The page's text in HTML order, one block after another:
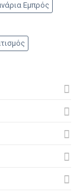
Εμπρός